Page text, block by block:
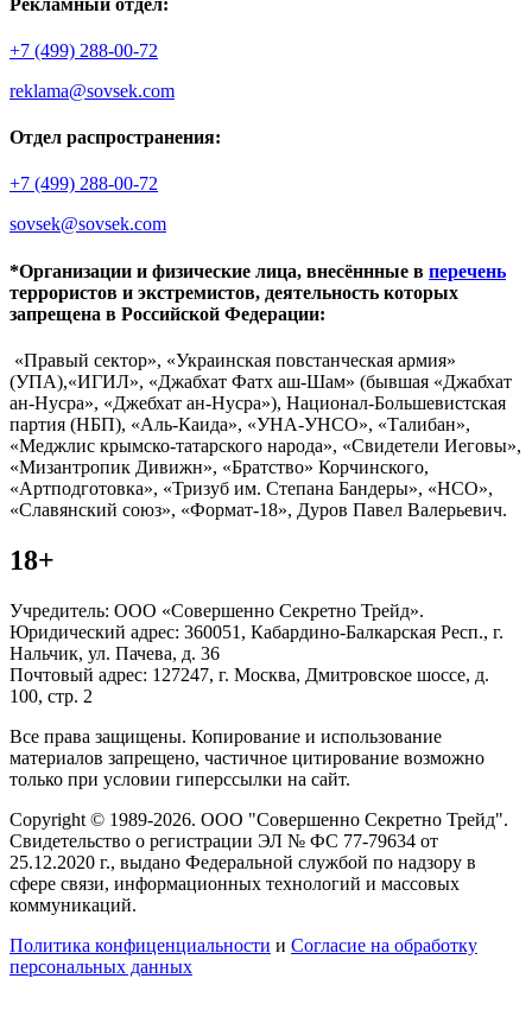
+7 (499) 288-00-72
reklama@sovsek.com
Отдел распространения:
+7 (499) 288-00-72
sovsek@sovsek.com
*Организации и физические лица, внесённные в перечень
террористов и экстремистов, деятельность которых
запрещена в Российской Федерации:
«Правый сектор», «Украинская повстанческая армия»
(УПА),«ИГИЛ», «Джабхат Фатх аш-Шам» (бывшая «Джабхат
ан-Нусра», «Джебхат ан-Нусра»), Национал-Большевистская
партия (НБП), «Аль-Каида», «УНА-УНСО», «Талибан»,
«Меджлис крымско-татарского народа», «Свидетели Иеговы»,
«Мизантропик Дивижн», «Братство» Корчинского,
«Артподготовка», «Тризуб им. Степана Бандеры», «НСО»,
«Славянский союз», «Формат-18», Дуров Павел Валерьевич.
18+
Учредитель: ООО «Совершенно Секретно Трейд».
Юридический адрес: 360051, Кабардино-Балкарская Респ., г.
Нальчик, ул. Пачева, д. 36
Почтовый адрес: 127247, г. Москва, Дмитровское шоссе, д.
100, стр. 2
Все права защищены. Копирование и использование
материалов запрещено, частичное цитирование возможно
только при условии гиперссылки на сайт.
Copyright © 1989-2026. ООО "Совершенно Секретно Трейд".
Свидетельство о регистрации ЭЛ № ФС 77-79634 от
25.12.2020 г., выдано Федеральной службой по надзору в
сфере связи, информационных технологий и массовых
коммуникаций.
Политика конфиценциальности и Согласие на обработку
персональных данных